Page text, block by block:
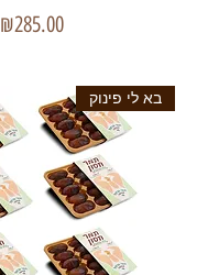
מחיר
₪285.00
בא לי פינוק